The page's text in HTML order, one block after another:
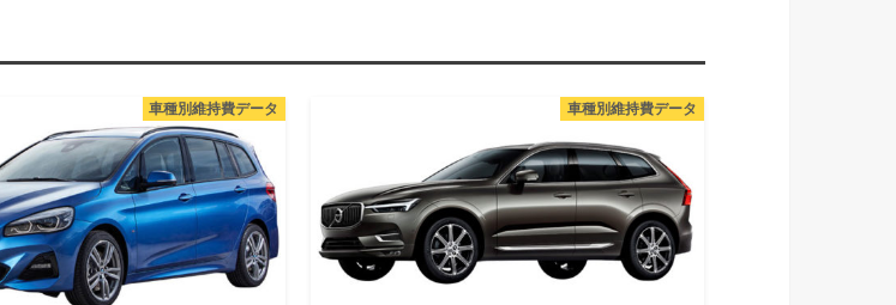
車種別維持費データ 車種別維持費データ